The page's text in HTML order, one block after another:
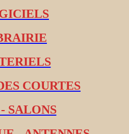
COURTES
SALONS